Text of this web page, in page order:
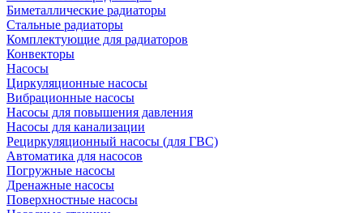
Биметаллические радиаторы
Стальные радиаторы
Комплектующие для радиаторов
Конвекторы
Насосы
Циркуляционные насосы
Вибрационные насосы
Насосы для повышения давления
Насосы для канализации
Рециркуляционный насосы (для ГВС)
Автоматика для насосов
Погружные насосы
Дренажные насосы
Поверхностные насосы